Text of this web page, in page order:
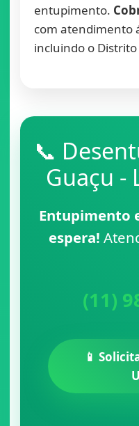
entupimento.
com atendimento
incluindo o
📞
Guaçu -
Entupimento
espera!
(11)
📱